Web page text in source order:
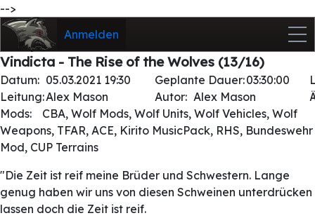
-->
Anmelden
Vindicta - The Rise of the Wolves (13/16)
Datum: 05.03.2021 19:30 Geplante Dauer:03:30:00
Leitung:Alex Mason Autor: Alex Mason
Mods:
CBA, Wolf Mods, Wolf Units, Wolf Vehicles, Wolf
Weapons, TFAR, ACE, Kirito MusicPack, RHS, Bundeswehr
Mod, CUP Terrains
"Die Zeit ist reif meine Brüder und Schwestern. Lange
genug haben wir uns von diesen Schweinen unterdrücken
lassen doch die Zeit ist reif.